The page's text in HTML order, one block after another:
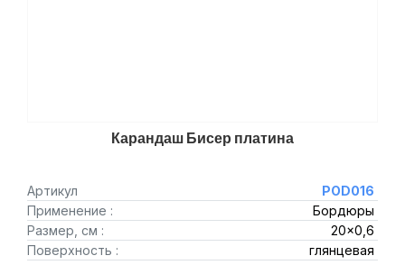
Карандаш Бисер платина
Артикул
POD016
Применение :
Бордюры
Размер, см :
20x0,6
Поверхность :
глянцевая